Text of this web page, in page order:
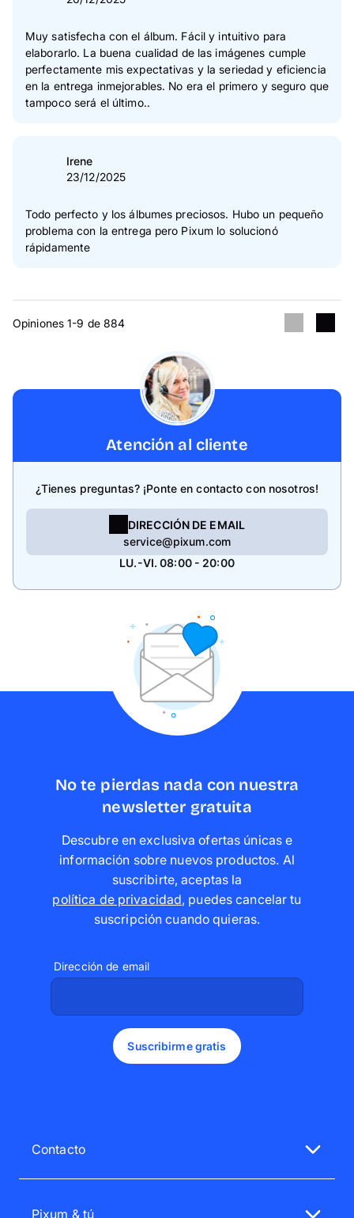
Muy satisfecha con el álbum. Fácil y intuitivo para
elaborarlo. La buena cualidad de las imágenes cumple
perfectamente mis expectativas y la seriedad y eficiencia
en la entrega inmejorables. No era el primero y seguro que
tampoco será el último..
Irene
23/12/2025
Todo perfecto y los álbumes preciosos. Hubo un pequeño
problema con la entrega pero Pixum lo solucionó
rápidamente
Opiniones 1-9 de 884
Atención al cliente
¿Tienes preguntas? ¡Ponte en contacto con nosotros!
DIRECCIÓN DE EMAIL
service@pixum.com
LU.-VI. 08:00 - 20:00
No te pierdas nada con nuestra
newsletter gratuita
Descubre en exclusiva ofertas únicas e
información sobre nuevos productos. Al
suscribirte, aceptas la
política de privacidad, puedes cancelar tu
suscripción cuando quieras.
Dirección de email
Suscribirme gratis
Contacto
Nuestro servicio de atención al cliente te atenderá
Pixum & tú